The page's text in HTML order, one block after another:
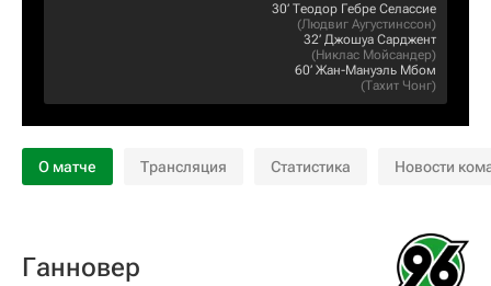
30‎’‎ Теодор Гебре Селассие
(Людвиг Аугустинссон)
32‎’‎ Джошуа Сарджент
(Никлас Мойсандер)
60‎’‎ Жан-Мануэль Мбом
(Тахит Чонг)
О матче Трансляция Статистика Новости
Ганновер